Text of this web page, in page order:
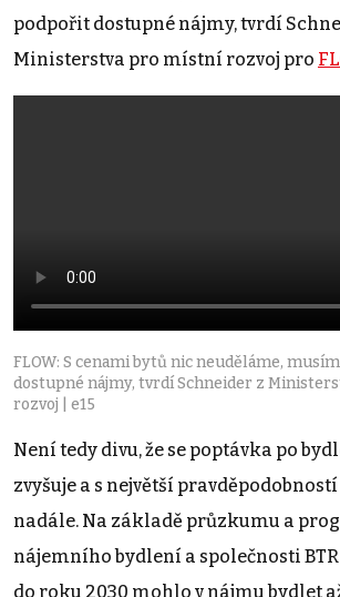
podpořit dostupné nájmy, tvrdí
Ministerstva pro místní rozvoj pro
FLOW: S cenami bytů nic neuděláme,
dostupné nájmy, tvrdí Schneider z
rozvoj | e15
Není tedy divu, že se poptávka po
zvyšuje a s největší
nadále. Na základě průzkumu a
nájemního bydlení a společnosti
do roku 2030 mohlo v nájmu bydlet